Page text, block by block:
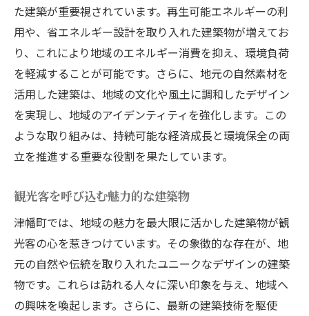
た建築が重要視されています。再生可能エネルギーの利
用や、省エネルギー設計を取り入れた建築物が増えてお
り、これにより地域のエネルギー消費を抑え、環境負荷
を軽減することが可能です。さらに、地元の自然素材を
活用した建築は、地域の文化や風土に調和したデザイン
を実現し、地域のアイデンティティを強化します。この
ような取り組みは、持続可能な経済成長と環境保全の両
立を推進する重要な役割を果たしています。
観光客を呼び込む魅力的な建築物
津幡町では、地域の魅力を最大限に活かした建築物が観
光客の心を惹きつけています。その象徴的な存在が、地
元の自然や伝統を取り入れたユニークなデザインの建築
物です。これらは訪れる人々に深い印象を与え、地域へ
の興味を喚起します。さらに、最新の建築技術を駆使